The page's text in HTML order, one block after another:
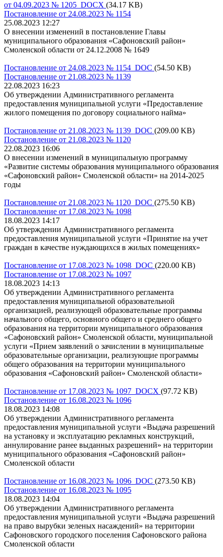
от 04.09.2023 № 1205 DOCX (34.17 KB)
Постановление от 24.08.2023 № 1154
25.08.2023 12:27
О внесении изменений в постановление Главы
муниципального образования «Сафоновский район»
Смоленской области от 24.12.2008 № 1649
Постановление от 24.08.2023 № 1154 DOC (54.50 KB)
Постановление от 21.08.2023 № 1139
22.08.2023 16:23
Об утверждении Административного регламента
предоставления муниципальной услуги «Предоставление
жилого помещения по договору социального найма»
Постановление от 21.08.2023 № 1139 DOC (209.00 KB)
Постановление от 21.08.2023 № 1120
22.08.2023 16:06
О внесении изменений в муниципальную программу
«Развитие системы образования муниципального образования
«Сафоновский район» Смоленской области» на 2014-2025
годы
Постановление от 21.08.2023 № 1120 DOC (275.50 KB)
Постановление от 17.08.2023 № 1098
18.08.2023 14:17
Об утверждении Административного регламента
предоставления муниципальной услуги «Принятие на учет
граждан в качестве нуждающихся в жилых помещениях»
Постановление от 17.08.2023 № 1098 DOC (220.00 KB)
Постановление от 17.08.2023 № 1097
18.08.2023 14:13
Об утверждении Административного регламента
предоставления муниципальной образовательной
организацией, реализующей образовательные программы
начального общего, основного общего и среднего общего
образования на территории муниципального образования
«Сафоновский район» Смоленской области, муниципальной
услуги «Прием заявлений о зачислении в муниципальные
образовательные организации, реализующие программы
общего образования на территории муниципального
образования «Сафоновский район» Смоленской области»
Постановление от 17.08.2023 № 1097 DOCX (97.72 KB)
Постановление от 16.08.2023 № 1096
18.08.2023 14:08
Об утверждении Административного регламента
предоставления муниципальной услуги «Выдача разрешений
на установку и эксплуатацию рекламных конструкций,
аннулирование ранее выданных разрешений» на территории
муниципального образования «Сафоновский район»
Смоленской области
Постановление от 16.08.2023 № 1096 DOC (273.50 KB)
Постановление от 16.08.2023 № 1095
18.08.2023 14:04
Об утверждении Административного регламента
предоставления муниципальной услуги «Выдача разрешений
на право вырубки зеленых насаждений» на территории
Сафоновского городского поселения Сафоновского района
Смоленской области